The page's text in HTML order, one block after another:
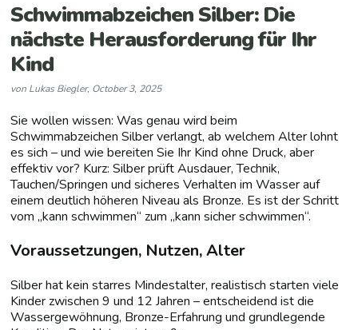
Schwimmabzeichen Silber: Die
nächste Herausforderung für Ihr
Kind
von Lukas Biegler, October 3, 2025
Sie wollen wissen: Was genau wird beim
Schwimmabzeichen Silber verlangt, ab welchem Alter lohnt
es sich – und wie bereiten Sie Ihr Kind ohne Druck, aber
effektiv vor? Kurz: Silber prüft Ausdauer, Technik,
Tauchen/Springen und sicheres Verhalten im Wasser auf
einem deutlich höheren Niveau als Bronze. Es ist der Schritt
vom „kann schwimmen“ zum „kann sicher schwimmen“.
Voraussetzungen, Nutzen, Alter
Silber hat kein starres Mindestalter, realistisch starten viele
Kinder zwischen 9 und 12 Jahren – entscheidend ist die
Wassergewöhnung, Bronze-Erfahrung und grundlegende